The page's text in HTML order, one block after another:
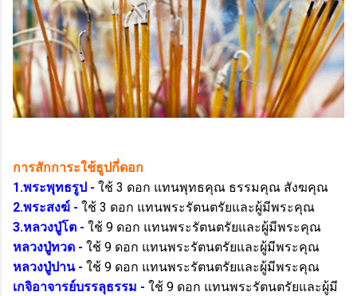
การสักการะใช้ธูปกี่ดอก
1.พระพุทธรูป - ใช้ 3 ดอก แทนพุทธคุณ ธรรมคุณ สังฆคุณ
2.พระสงฆ์ - ใช้ 3 ดอก แทนพระรัตนตรัยและผู้มีพระคุณ
3.หลวงปู่โต - ใช้ 9 ดอก แทนพระรัตนตรัยและผู้มีพระคุณ
หลวงปู่ทวด - ใช้ 9 ดอก แทนพระรัตนตรัยและผู้มีพระคุณ
หลวงปู่ปาน - ใช้ 9 ดอก แทนพระรัตนตรัยและผู้มีพระคุณ
เกจิอาจารย์บรรลุธรรม - ใช้ 9 ดอก แทนพระรัตนตรัยและผู้มี